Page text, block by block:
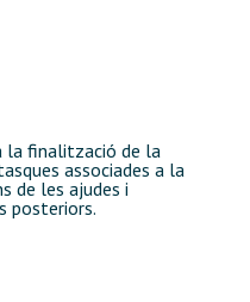
la finalització de la
associades a la
de les ajudes i
posteriors.